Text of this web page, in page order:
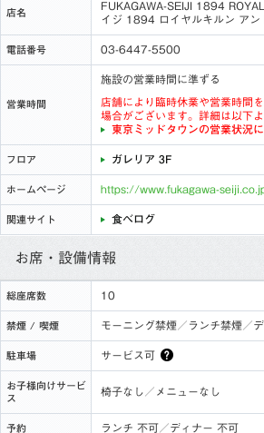
店名
FUKAGAWA-SEIJI 1894
イジ 1894 ロイヤルキルン アン
電話番号 03-6447-5500
営業時間
施設の営業時間に準ずる
店舗により臨時休業や営業時間
場合がございます。詳細は以下
東京ミッドタウンの営業状況
フロア ガレリア 3F
ホームページ https://www.fukagawa-
関連サイト 食べログ
お席・設備情報
総座席数 10
禁煙 / 喫煙 モーニング禁煙／ランチ禁煙／
駐車場 サービス可
お子様向けサービ
ス
椅子なし／メニューなし
予約 ランチ 不可／ディナー 不可